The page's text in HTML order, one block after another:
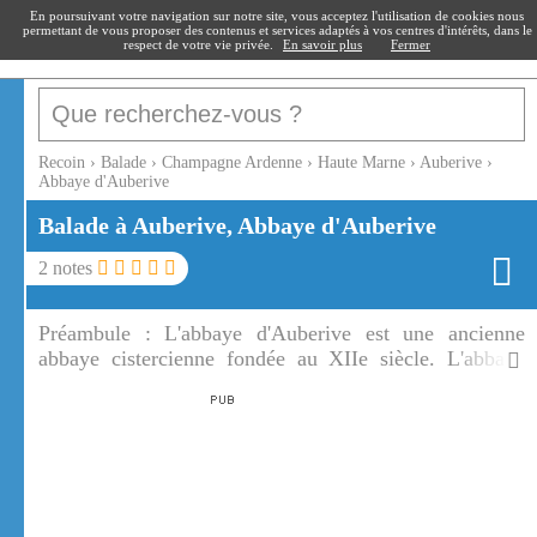
recoin.fr
Recoin › Balade › Champagne Ardenne › Haute Marne › Auberive ›
Abbaye d'Auberive
Balade à Auberive, Abbaye d'Auberive
2 notes
Préambule :L'abbaye d'Auberive est une ancienne
abbaye cistercienne fondée au XIIe siècle. L'abbaye
En poursuivant votre navigation sur notre site, vous acceptez l'utilisation de cookies nous
permettant de vous proposer des contenus et services adaptés à vos centres d'intérêts, dans le
respect de votre vie privée.
En savoir plus Fermer